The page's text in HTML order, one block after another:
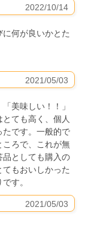
2022/10/14
何が良いかとた
2021/05/03
美味しい！！」
とても高く、個人
たです。一般的で
ころで、これが無
品としても購入の
もおいしかった
す。
2021/05/03